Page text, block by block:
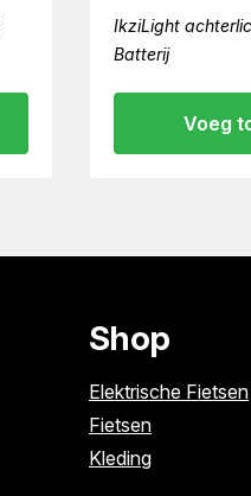
IkziLight
Batterij
Voeg
Shop
Elektrische Fietsen
Fietsen
Kleding